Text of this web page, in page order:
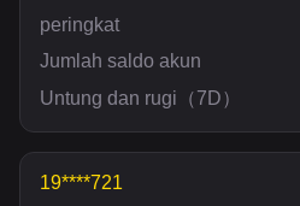
peringkat
Jumlah saldo akun
Untung dan rugi （7D）
19****721